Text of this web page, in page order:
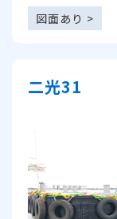
図面あり >
二光31